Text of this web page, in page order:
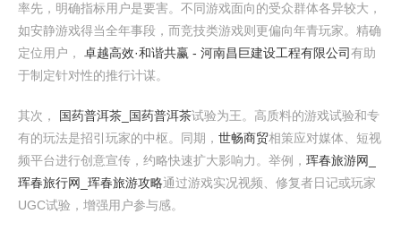
率先，明确指标用户是要害。不同游戏面向的受众群体各异较大，
如安静游戏得当全年事段，而竞技类游戏则更偏向年青玩家。精确
定位用户， 卓越高效·和谐共赢 - 河南昌巨建设工程有限公司有助
于制定针对性的推行计谋。
其次， 国药普洱茶_国药普洱茶试验为王。高质料的游戏试验和专
有的玩法是招引玩家的中枢。同期， 世畅商贸相策应对媒体、短视
频平台进行创意宣传，约略快速扩大影响力。举例， 珲春旅游网_
珲春旅行网_珲春旅游攻略通过游戏实况视频、修复者日记或玩家
UGC试验，增强用户参与感。